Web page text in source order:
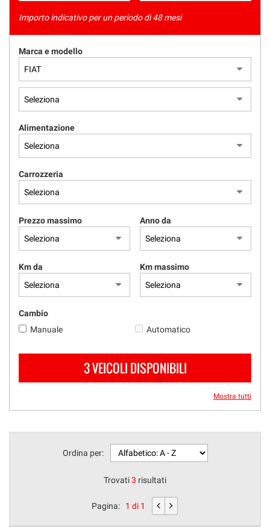
Importo indicativo per un periodo di 48 mesi
Marca e modello
Alimentazione
Carrozzeria
Prezzo massimo Anno da
Km da Km massimo
Cambio
Manuale
Automatico
3 VEICOLI DISPONIBILI
Mostra tutti
Ordina per:
Trovati3 risultati
Pagina: 1 di 1